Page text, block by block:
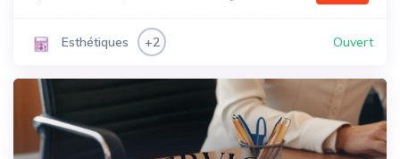
Esthétiques +2 Ouvert